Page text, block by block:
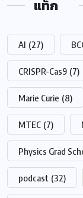
แท็ก
AI (27)
CRISPR-Cas9 (7)
Marie Curie (8)
MTEC (7)
Physics Grad
podcast (32)